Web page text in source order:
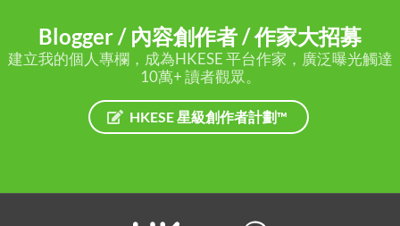
Blogger / 內容創作者 / 作家大招募
建立我的個人專欄，成為HKESE 平台作家，廣泛曝光觸達
10萬+ 讀者觀眾。
HKESE 星級創作者計劃™